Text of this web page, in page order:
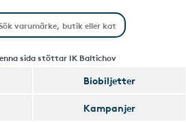
sida stöttar IK Baltichov
Biobiljetter
Kampanjer